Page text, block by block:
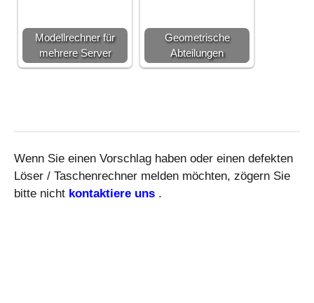
Modellrechner für
mehrere Server
Geometrische
Abteilungen
Wenn Sie einen Vorschlag haben oder einen defekten
Löser / Taschenrechner melden möchten, zögern Sie
bitte nicht kontaktiere uns .